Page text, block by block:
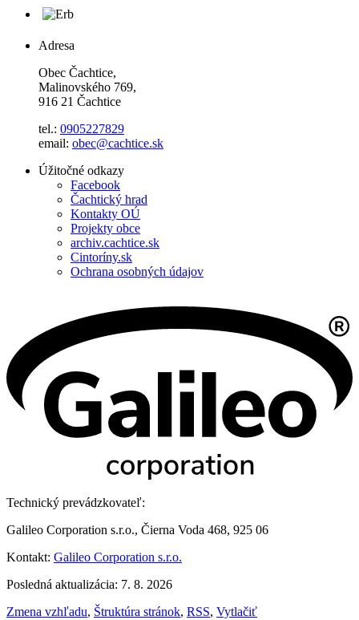
Adresa
Obec Čachtice,
Malinovského 769,
916 21 Čachtice
tel.: 0905227829
email: obec@cachtice.sk
Úžitočné odkazy
Facebook
Čachtický hrad
Kontakty OÚ
Projekty obce
archiv.cachtice.sk
Cintoríny.sk
Ochrana osobných údajov
Technický prevádzkovateľ:
Galileo Corporation s.r.o., Čierna Voda 468, 925 06
Kontakt: Galileo Corporation s.r.o.
Posledná aktualizácia: 7. 8. 2026
Zmena vzhľadu, Štruktúra stránok, RSS, Vytlačiť